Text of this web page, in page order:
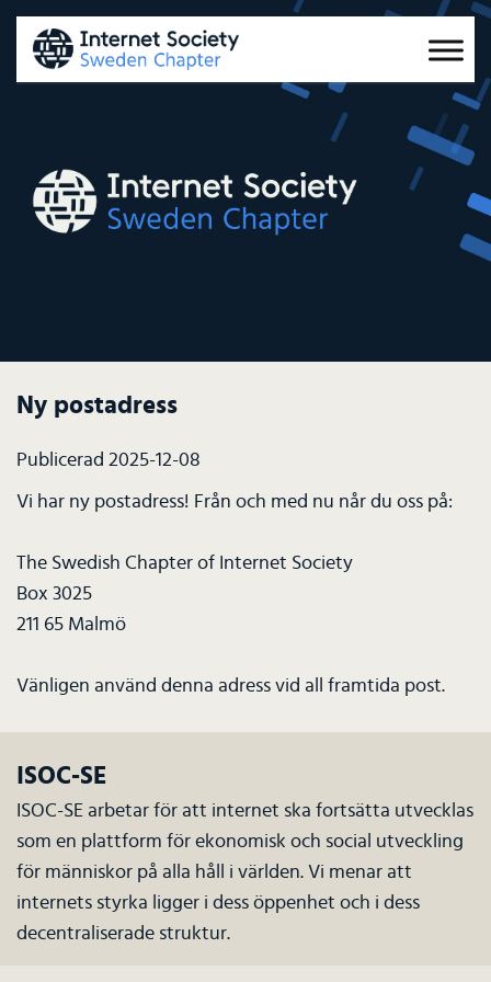
Ny postadress
Publicerad 2025-12-08
Vi har ny postadress! Från och med nu når du oss på:
The Swedish Chapter of Internet Society
Box 3025
211 65 Malmö
Vänligen använd denna adress vid all framtida post.
ISOC-SE
ISOC-SE arbetar för att internet ska fortsätta utvecklas
som en plattform för ekonomisk och social utveckling
för människor på alla håll i världen. Vi menar att
internets styrka ligger i dess öppenhet och i dess
decentraliserade struktur.